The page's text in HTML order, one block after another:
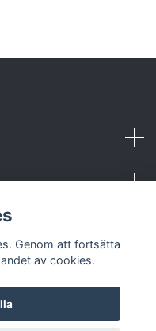
Genom att fortsätta
av cookies.